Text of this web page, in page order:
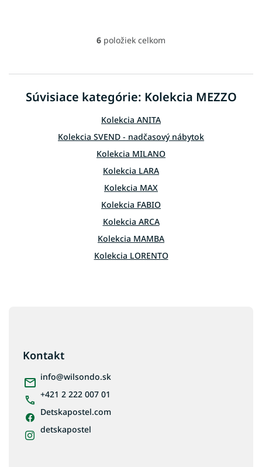
O
á
a
i
e
p
r
v
k
y
v
ý
p
s
u
6 položiek celkom
Súvisiace kategórie: Kolekcia MEZZO
Kolekcia ANITA
Kolekcia SVEND - nadčasový nábytok
Kolekcia MILANO
Kolekcia LARA
Kolekcia MAX
Kolekcia FABIO
Kolekcia ARCA
Kolekcia MAMBA
Kolekcia LORENTO
Kontakt
info@wilsondo.sk
+421 2 222 007 01
Detskapostel.com
detskapostel